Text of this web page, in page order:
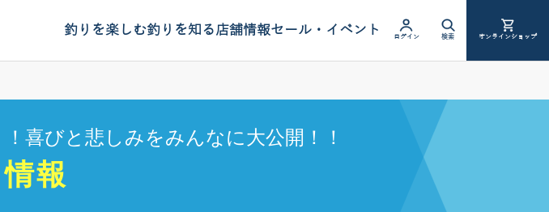
釣りを楽しむ釣りを知る店舗情報セール・イベント ログイン 検索 オンラインショップ
喜びと悲しみをみんなに大公開！！
報